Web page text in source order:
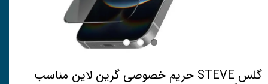
گلس STEVE حریم خصوصی گرین لاین مناسب